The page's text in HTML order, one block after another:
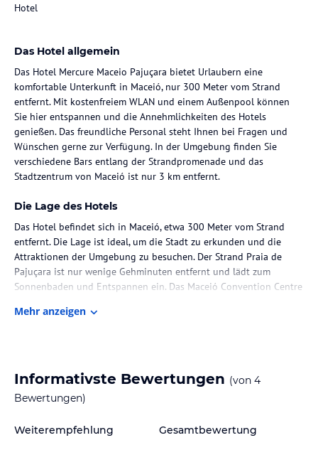
Hotel
Das Hotel allgemein
Das Hotel Mercure Maceio Pajuçara bietet Urlaubern eine
komfortable Unterkunft in Maceió, nur 300 Meter vom Strand
entfernt. Mit kostenfreiem WLAN und einem Außenpool können
Sie hier entspannen und die Annehmlichkeiten des Hotels
genießen. Das freundliche Personal steht Ihnen bei Fragen und
Wünschen gerne zur Verfügung. In der Umgebung finden Sie
verschiedene Bars entlang der Strandpromenade und das
Stadtzentrum von Maceió ist nur 3 km entfernt.
Die Lage des Hotels
Das Hotel befindet sich in Maceió, etwa 300 Meter vom Strand
entfernt. Die Lage ist ideal, um die Stadt zu erkunden und die
Attraktionen der Umgebung zu besuchen. Der Strand Praia de
Pajuçara ist nur wenige Gehminuten entfernt und lädt zum
Sonnenbaden und Entspannen ein. Das Maceió Convention Centre
erreichen Sie nach 1 km. Der Flughafen Zumbi dos Palmares ist 25
Das Hotel bietet 116 Zimmer auf 10 Etagen. Alle Zimmer sind
klimatisiert und verfügen über ein LCD-TV mit Kabelkanälen, eine
Die Zimmer sind geschmackvoll eingerichtet und mit Holzmöbeln
Mehr anzeigen
Informativste Bewertungen (von 4
Bewertungen)
Weiterempfehlung Gesamtbewertung